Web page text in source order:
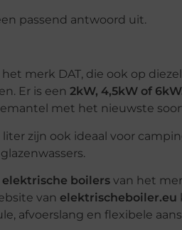
passend antwoord uit.
het merk DAT, die ook op
Er is een 2kW, 4,5kW of
met het nieuwste
liter zijn ook ideaal voor
elektrische boilers van het
van elektrischeboiler.eu
afvoerslang en flexibele